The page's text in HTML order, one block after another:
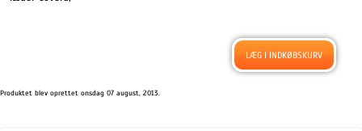
Produktet blev oprettet onsdag 07 august, 2013.